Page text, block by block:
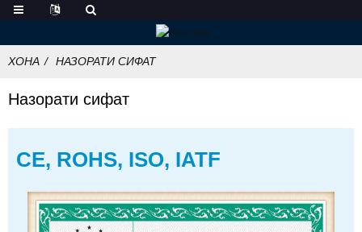
ХОНА НАЗОРАТИ СИФАТ
Назорати сифат
CE, ROHS, ISO, IATF